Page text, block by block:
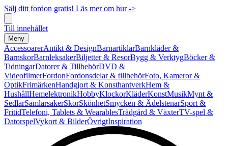
Sälj ditt fordon gratis! Läs mer om hur ->
Till innehållet
Meny
AccessoarerAntikt & DesignBarnartiklarBarnkläder &
BarnskorBarnleksakerBiljetter & ResorBygg & VerktygBöcker &
TidningarDatorer & TillbehörDVD &
VideofilmerFordonFordonsdelar & tillbehörFoto, Kameror &
OptikFrimärkenHandgjort & KonsthantverkHem &
HushållHemelektronikHobbyKlockorKläderKonstMusikMynt &
SedlarSamlarsakerSkorSkönhetSmycken & ÄdelstenarSport &
FritidTelefoni, Tablets & WearablesTrädgård & VäxterTV-spel &
DatorspelVykort & BilderÖvrigtInspiration